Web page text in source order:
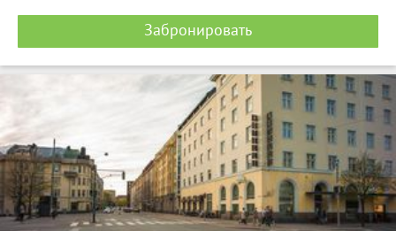
Забронировать